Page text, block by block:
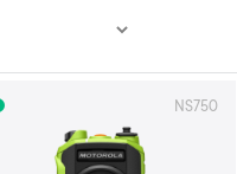
т
NS750